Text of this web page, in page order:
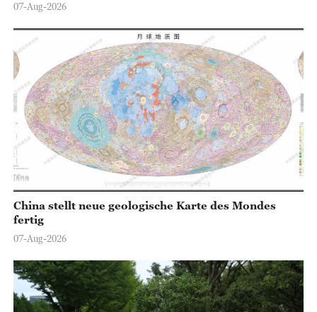
07-Aug-2026
China stellt neue geologische Karte des Mondes
fertig
07-Aug-2026